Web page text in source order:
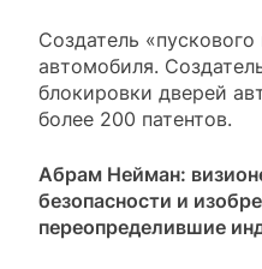
Создатель
автомобиля.
блокировки дверей
более 200 патентов.
Абрам Нейман:
безопасности и
переопределившие